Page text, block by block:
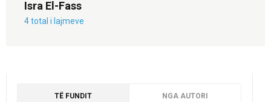
Isra El-Fass
4 total i lajmeve
TË FUNDIT NGA AUTORI